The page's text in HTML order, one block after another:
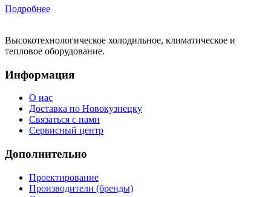
Подробнее
Высокотехнологическое холодильное, климатическое и
тепловое оборудование.
Информация
О нас
Доставка по Новокузнецку
Связаться с нами
Сервисный центр
Дополнительно
Проектирование
Производители (бренды)